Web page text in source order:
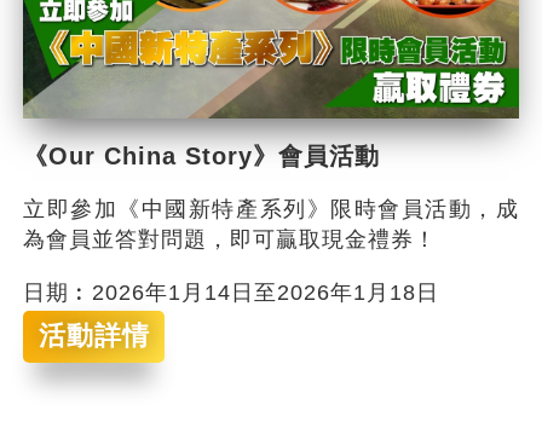
《Our China Story》會員活動
立即參加《中國新特產系列》限時會員活動，成
為會員並答對問題，即可贏取現金禮券！
日期︰2026年1月14日至2026年1月18日
活動詳情